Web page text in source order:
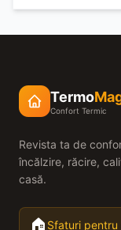
Termo
Confort Termic
Revista ta de
încălzire, răcire,
casă.
🏠 Sfaturi pentru